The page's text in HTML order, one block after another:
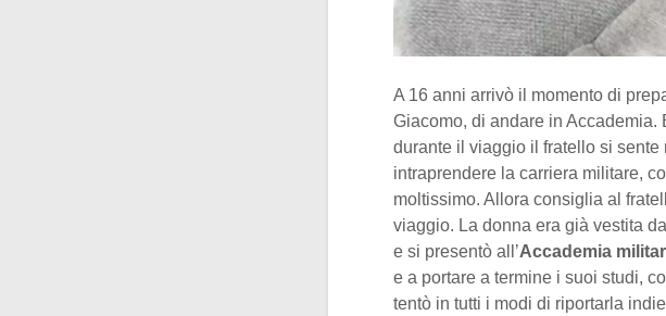
A 16 anni arrivò il momento di
Giacomo, di andare in
durante il viaggio il fratello si
intraprendere la carriera militare,
moltissimo. Allora consiglia al
viaggio. La donna era già vestita
e si presentò all’Accademia
e a portare a termine i suoi studi,
tentò in tutti i modi di riportarla